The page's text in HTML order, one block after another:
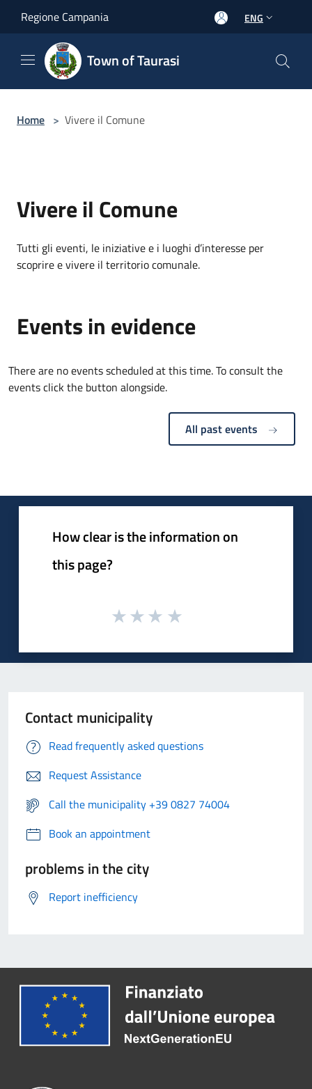
Regione Campania ENG
Town of Taurasi
Home > Vivere il Comune
Vivere il Comune
Tutti gli eventi, le iniziative e i luoghi d’interesse per
scoprire e vivere il territorio comunale.
Events in evidence
There are no events scheduled at this time. To consult the
events click the button alongside.
All past events
How clear is the information on
this page?
Contact municipality
Read frequently asked questions
Request Assistance
Call the municipality +39 0827 74004
Book an appointment
problems in the city
Report inefficiency